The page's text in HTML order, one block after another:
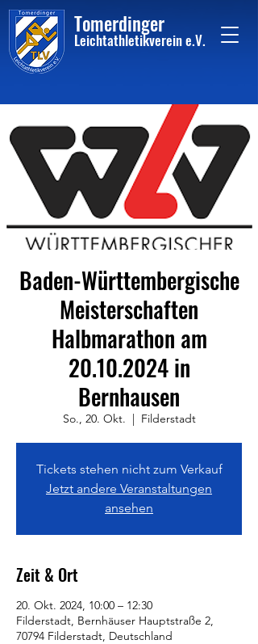
Tomerdinger
Leichtathletikvereine.V.
Baden-Württembergische
Meisterschaften
Halbmarathon am
20.10.2024 in
Bernhausen
So., 20. Okt.
  |
Filderstadt
Tickets stehen nicht zum Verkauf
Jetzt andere Veranstaltungen
ansehen
Zeit & Ort
20. Okt. 2024, 10:00 – 12:30
Filderstadt, Bernhäuser Hauptstraße 2,
70794 Filderstadt, Deutschland